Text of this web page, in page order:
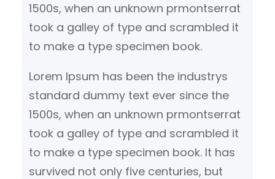
1500s, when an unknown prmontserrat
took a galley of type and scrambled it
to make a type specimen book.
Lorem Ipsum has been the industrys
standard dummy text ever since the
1500s, when an unknown prmontserrat
took a galley of type and scrambled it
to make a type specimen book. It has
survived not only five centuries, but